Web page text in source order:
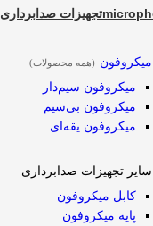
تجهیزات صدابرداری
میکروفون (همه محصولات)
میکروفون سیم‌دار
میکروفون بی‌سیم
میکروفون یقه‌ای
سایر تجهیزات صدابرداری
کابل میکروفون
پایه میکروفون